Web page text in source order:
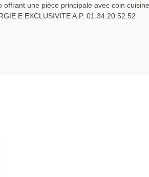
une pièce principale avec coin
E EXCLUSIVITE A.P. 01.34.20.52.52